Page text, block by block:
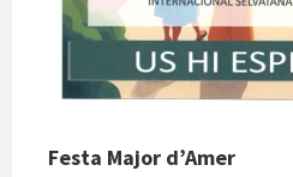
Festa Major d’Amer